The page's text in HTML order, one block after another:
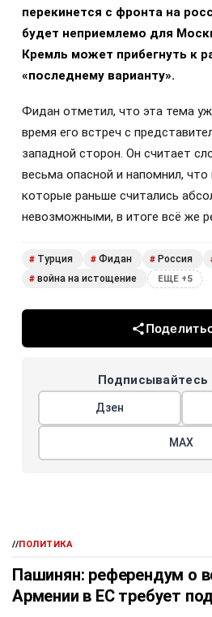
перекинется с фронта на
будет неприемлемо для
Кремль может прибегнуть к
«последнему варианту».
Фидан отметил, что эта тема
время его встреч с
западной сторон. Он считает
весьма опасной и напомнил, что
которые раньше считались
невозможными, в итоге всё же
# Турция # Фидан # Россия
# война на истощение ЕЩЕ +5
Подписывайтесь
Дзен
МАХ
//ПОЛИТИКА
Пашинян: референдум о
Армении в ЕС требует